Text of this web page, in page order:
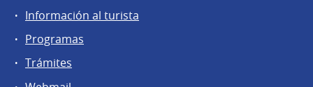
Información al turista
Programas
Trámites